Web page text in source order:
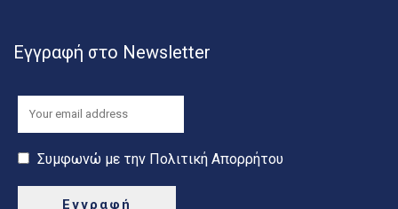
Εγγραφή στο Newsletter
Συμφωνώ με την Πολιτική Απορρήτου